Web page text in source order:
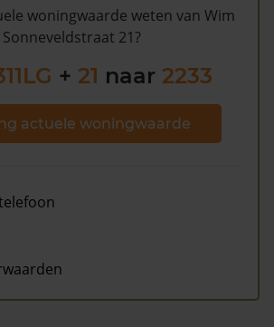
de hoogte van uw laatste WOZ
op besparing. Schrijf u
woningwaarde weten van Wim
Sonneveldstraat 21?
+ 21 naar 2233
actuele woningwaarde